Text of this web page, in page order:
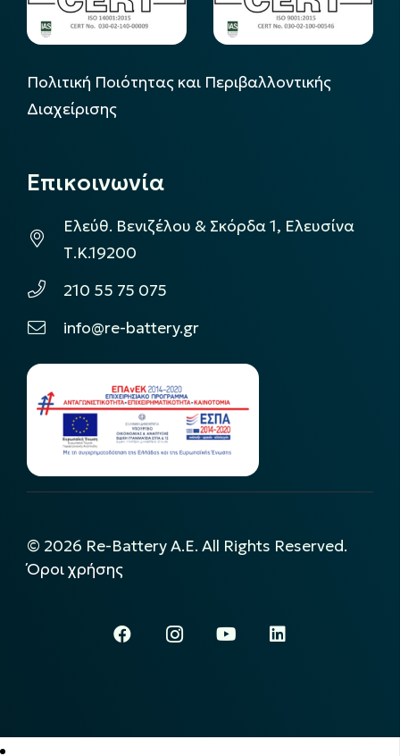
Πολιτική Ποιότητας και Περιβαλλοντικής
Διαχείρισης
Επικοινωνία
Ελεύθ. Βενιζέλου & Σκόρδα 1, Ελευσίνα
Τ.Κ.19200
210 55 75 075
info@re-battery.gr
© 2026 Re-Battery A.E. All Rights Reserved.
Όροι χρήσης